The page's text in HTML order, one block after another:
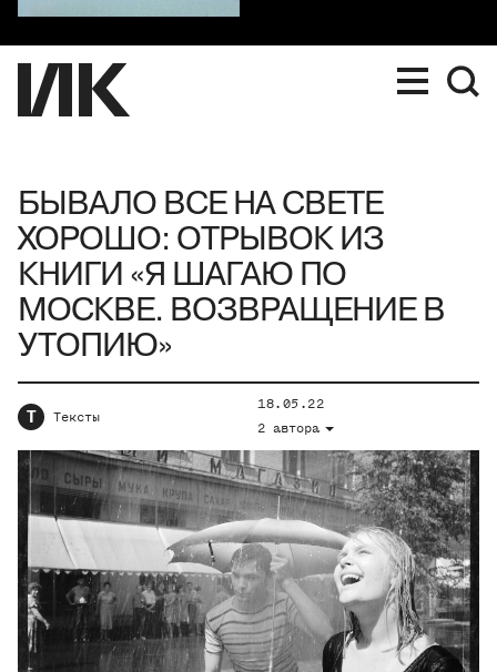
БЫВАЛО ВСЕ НА СВЕТЕ
ХОРОШО: ОТРЫВОК ИЗ
КНИГИ «Я ШАГАЮ ПО
МОСКВЕ. ВОЗВРАЩЕНИЕ В
УТОПИЮ»
Т Тексты
18.05.22
2 автора